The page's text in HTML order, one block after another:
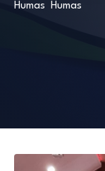
Humas Humas